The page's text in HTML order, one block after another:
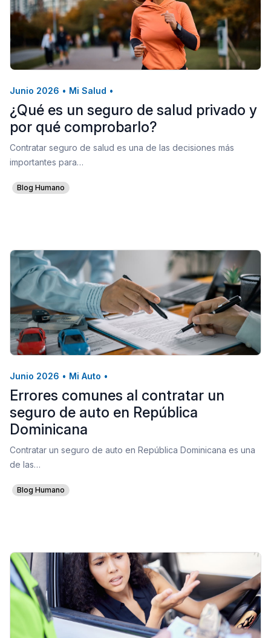
Junio 2026 • Mi Salud •
¿Qué es un seguro de salud privado y
por qué comprobarlo?
Contratar seguro de salud es una de las decisiones más
importantes para…
Blog Humano
Junio 2026 • Mi Auto •
Errores comunes al contratar un
seguro de auto en República
Dominicana
Contratar un seguro de auto en República Dominicana es una
de las…
Blog Humano